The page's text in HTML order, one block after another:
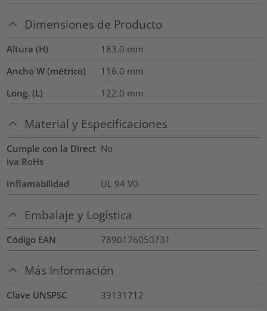
Dimensiones de Producto
Altura (H) 183.0 mm
Ancho W (métrico)
116.0 mm
Long. (L)
122.0 mm
Material y Especificaciones
Cumple con la Direct
iva RoHs
No
Inflamabilidad UL 94 V0
Embalaje y Logística
Código EAN 7890176050731
Más Información
Clave UNSPSC 39131712